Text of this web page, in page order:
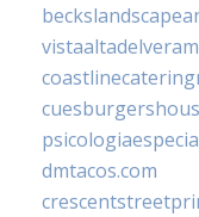
dmtacos.com